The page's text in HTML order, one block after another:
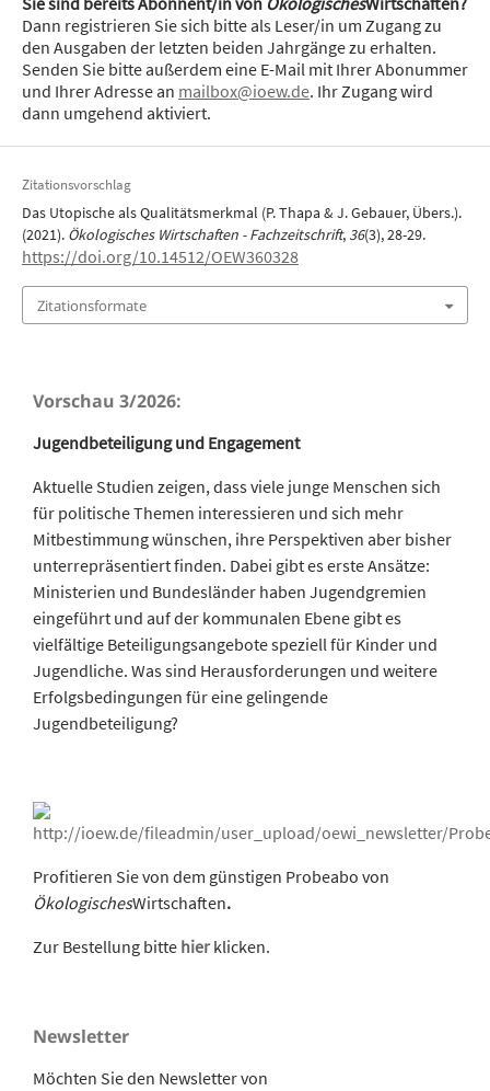
Dann registrieren Sie sich bitte als Leser/in um Zugang zu
den Ausgaben der letzten beiden Jahrgänge zu erhalten.
Senden Sie bitte außerdem eine E-Mail mit Ihrer Abonummer
und Ihrer Adresse an mailbox@ioew.de. Ihr Zugang wird
dann umgehend aktiviert.
Zitationsvorschlag
Das Utopische als Qualitätsmerkmal (P. Thapa & J. Gebauer, Übers.).
(2021). Ökologisches Wirtschaften - Fachzeitschrift, 36(3), 28-29.
https://doi.org/10.14512/OEW360328
Zitationsformate
Vorschau 3/2026:
Jugendbeteiligung und Engagement
Aktuelle Studien zeigen, dass viele junge Menschen sich
für politische Themen interessieren und sich mehr
Mitbestimmung wünschen, ihre Perspektiven aber bisher
unterrepräsentiert finden. Dabei gibt es erste Ansätze:
Ministerien und Bundesländer haben Jugendgremien
eingeführt und auf der kommunalen Ebene gibt es
vielfältige Beteiligungsangebote speziell für Kinder und
Jugendliche. Was sind Herausforderungen und weitere
Erfolgsbedingungen für eine gelingende
Jugendbeteiligung?
Profitieren Sie von dem günstigen Probeabo von
ÖkologischesWirtschaften.
Zur Bestellung bitte hier klicken.
Newsletter
Möchten Sie den Newsletter von